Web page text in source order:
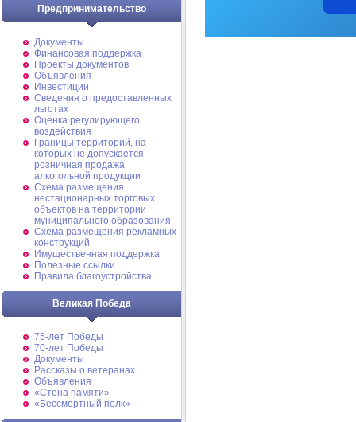
Предпринимательство
Документы
Финансовая поддержка
Проекты документов
Объявления
Инвестиции
Сведения о предоставленных
льготах
Оценка регулирующего
воздействия
Границы территорий, на
которых не допускается
розничная продажа
алкогольной продукции
Схема размещения
нестационарных торговых
объектов на территории
муниципального образования
Схема размещения рекламных
конструкций
Имущественная поддержка
Полезные ссылки
Правила благоустройства
Великая Победа
75-лет Победы
70-лет Победы
Документы
Рассказы о ветеранах
Объявления
«Стена памяти»
«Бессмертный полк»